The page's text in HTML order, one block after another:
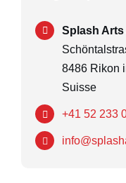
Splash Arts
8486 Rikon
Suisse
+41 52 233